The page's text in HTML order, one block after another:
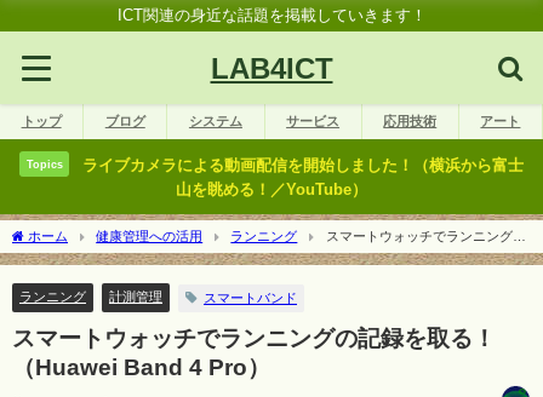
ICT関連の身近な話題を掲載していきます！
LAB4ICT
トップ ブログ システム サービス 応用技術 アート
Topics
ライブカメラによる動画配信を開始しました！（横浜から富士
山を眺める！／YouTube）
ホーム 健康管理への活用 ランニング
スマートウォッチでランニングの
記録を取る！（Huawei Band 4 Pro）
ランニング 計測管理 スマートバンド
スマートウォッチでランニングの記録を取る！
（Huawei Band 4 Pro）